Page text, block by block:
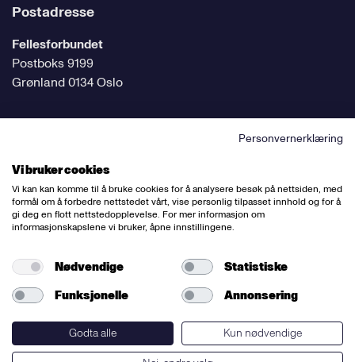
Postadresse
Fellesforbundet
Postboks 9199
Grønland 0134 Oslo
Følg oss på sosiale medier
Nettredaktør:Willy Bergsnov
Varsling og etiske retningslinjer
Redegjørelse etter åpenhetsloven
Personvernerklæring
Vi bruker cookies
Vi kan kan komme til å bruke cookies for å analysere besøk på nettsiden, med
formål om å forbedre nettstedet vårt, vise personlig tilpasset innhold og for å
gi deg en flott nettstedopplevelse. For mer informasjon om
informasjonskapslene vi bruker, åpne innstillingene.
Nødvendige
Statistiske
Funksjonelle
Annonsering
Godta alle
Kun nødvendige